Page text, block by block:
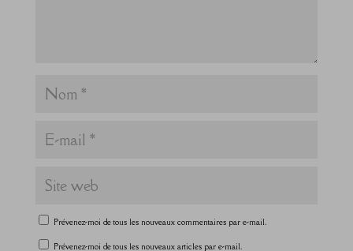
Prévenez-moi de tous les nouveaux commentaires par e-mail.
Prévenez-moi de tous les nouveaux articles par e-mail.